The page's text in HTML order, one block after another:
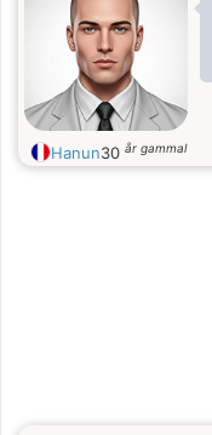
Hanun30 år gammal